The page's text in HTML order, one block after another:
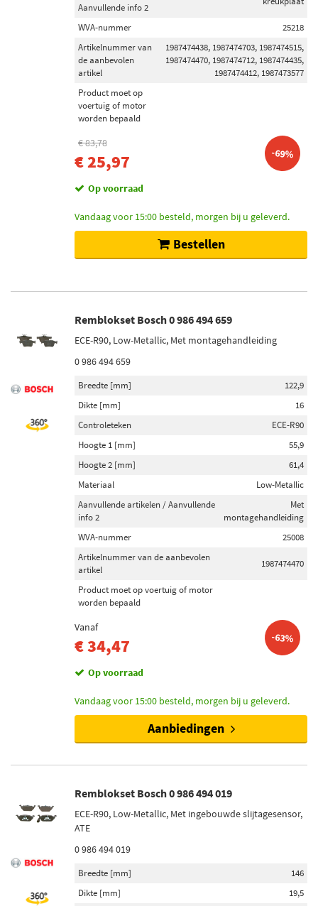
Aanvullende info 2
WVA-nummer
25218
Artikelnummer van
de aanbevolen
artikel
1987474438, 1987474703, 1987474515,
1987474470, 1987474712, 1987474435,
1987474412, 1987473577
Product moet op
voertuig of motor
worden bepaald
€ 83,78
€ 25,97 -69%
Op voorraad
Vandaag voor 15:00 besteld, morgen bij u geleverd.
Bestellen
Remblokset Bosch 0 986 494 659
ECE-R90, Low-Metallic, Met montagehandleiding
0 986 494 659
Breedte [mm]
122,9
Dikte [mm]
16
Controleteken
ECE-R90
Hoogte 1 [mm]
55,9
Hoogte 2 [mm]
61,4
Materiaal
Low-Metallic
Aanvullende artikelen / Aanvullende
info 2
Met
montagehandleiding
WVA-nummer
25008
Artikelnummer van de aanbevolen
artikel
1987474470
Product moet op voertuig of motor
worden bepaald
Vanaf
€ 34,47 -63%
Op voorraad
Vandaag voor 15:00 besteld, morgen bij u geleverd.
Aanbiedingen
Remblokset Bosch 0 986 494 019
ECE-R90, Low-Metallic, Met ingebouwde slijtagesensor,
ATE
0 986 494 019
Breedte [mm]
146
Dikte [mm]
19,5